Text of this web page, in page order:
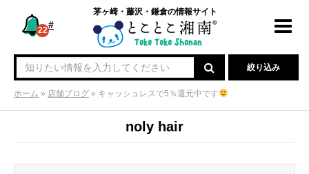
#
22
茅ヶ崎・藤沢・鎌倉の情報サイト
絞り込み
ホーム » 店舗ブログ » キャッシュレスで5％還元中です
noly hair